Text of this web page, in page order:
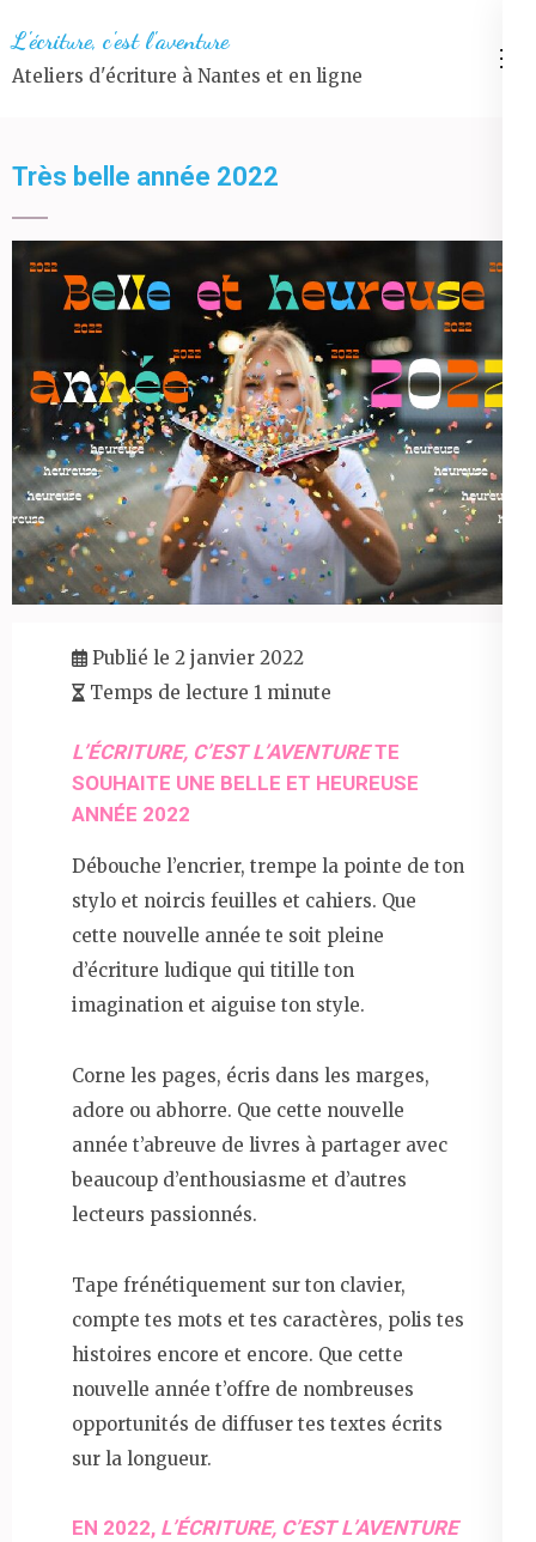
au
contenu
L'écriture, c'est l'aventure
Ateliers d'écriture à Nantes et en ligne
Très belle année 2022
Publié le 2 janvier 2022
Temps de lecture 1 minute
L’ÉCRITURE, C’EST L’AVENTURETE
SOUHAITE UNE BELLE ET HEUREUSE
ANNÉE 2022
Débouche l’encrier, trempe la pointe de ton
stylo et noircis feuilles et cahiers. Que
cette nouvelle année te soit pleine
d’écriture ludique qui titille ton
imagination et aiguise ton style.
Corne les pages, écris dans les marges,
adore ou abhorre. Que cette nouvelle
année t’abreuve de livres à partager avec
beaucoup d’enthousiasme et d’autres
lecteurs passionnés.
Tape frénétiquement sur ton clavier,
compte tes mots et tes caractères, polis tes
histoires encore et encore. Que cette
nouvelle année t’offre de nombreuses
opportunités de diffuser tes textes écrits
sur la longueur.
EN 2022, L’ÉCRITURE, C’EST L’AVENTURE